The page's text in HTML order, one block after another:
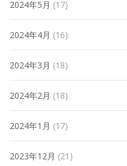
2024年5月 (17)
2024年4月 (16)
2024年3月 (18)
2024年2月 (18)
2024年1月 (17)
2023年12月 (21)